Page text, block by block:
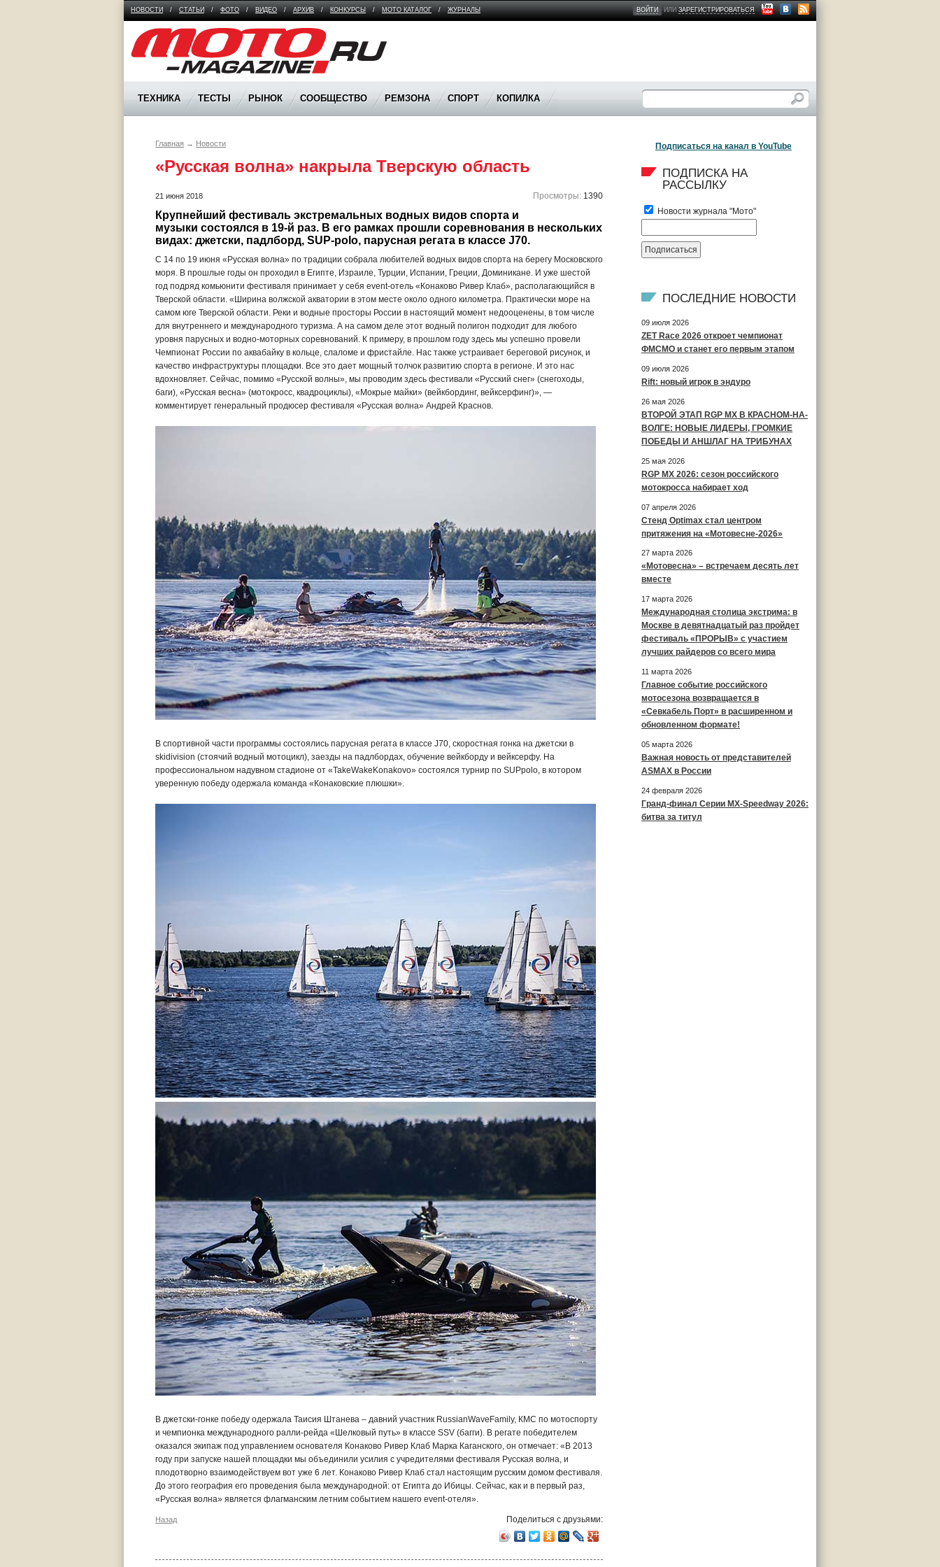
НОВОСТИ / СТАТЬИ / ФОТО / ВИДЕО / АРХИВ / КОНКУРСЫ / МОТО КАТАЛОГ / ЖУРНАЛЫ ВОЙТИ ИЛИЗАРЕГИСТРИРОВАТЬСЯ
Moto Magazine
ТЕХНИКА ТЕСТЫ РЫНОК СООБЩЕСТВО РЕМЗОНА СПОРТ КОПИЛКА
Главная → Новости
«Русская волна» накрыла Тверскую область
Просмотры: 1390
21 июня 2018
Крупнейший фестиваль экстремальных водных видов спорта и
музыки состоялся в 19-й раз. В его рамках прошли соревнования в нескольких
видах: джетски, падлборд, SUP-polo, парусная регата в классе J70.
С 14 по 19 июня «Русская волна» по традиции собрала любителей водных видов спорта на берегу Московского
моря. В прошлые годы он проходил в Египте, Израиле, Турции, Испании, Греции, Доминикане. И уже шестой
год подряд комьюнити фестиваля принимает у себя event-отель «Конаково Ривер Клаб», располагающийся в
Тверской области. «Ширина волжской акватории в этом месте около одного километра. Практически море на
самом юге Тверской области. Реки и водные просторы России в настоящий момент недооценены, в том числе
для внутреннего и международного туризма. А на самом деле этот водный полигон подходит для любого
уровня парусных и водно-моторных соревнований. К примеру, в прошлом году здесь мы успешно провели
Чемпионат России по аквабайку в кольце, слаломе и фристайле. Нас также устраивает береговой рисунок, и
качество инфраструктуры площадки. Все это дает мощный толчок развитию спорта в регионе. И это нас
вдохновляет. Сейчас, помимо «Русской волны», мы проводим здесь фестивали «Русский снег» (снегоходы,
баги), «Русская весна» (мотокросс, квадроциклы), «Мокрые майки» (вейкбординг, вейксерфинг)», —
комментирует генеральный продюсер фестиваля «Русская волна» Андрей Краснов.
В спортивной части программы состоялись парусная регата в классе J70, скоростная гонка на джетски в
skidivision (стоячий водный мотоцикл), заезды на падлбордах, обучение вейкборду и вейксерфу. На
профессиональном надувном стадионе от «TakeWakeKonakovo» состоялся турнир по SUPpolo, в котором
уверенную победу одержала команда «Конаковские плюшки».
В джетски-гонке победу одержала Таисия Штанева – давний участник RussianWaveFamily, КМС по мотоспорту
и чемпионка международного ралли-рейда «Шелковый путь» в классе SSV (багги). В регате победителем
оказался экипаж под управлением основателя Конаково Ривер Клаб Марка Каганского, он отмечает: «В 2013
году при запуске нашей площадки мы объединили усилия с учредителями фестиваля Русская волна, и
плодотворно взаимодействуем вот уже 6 лет. Конаково Ривер Клаб стал настоящим русским домом фестиваля.
До этого география его проведения была международной: от Египта до Ибицы. Сейчас, как и в первый раз,
«Русская волна» является флагманским летним событием нашего event-отеля».
Назад Поделиться с друзьями:
Подписаться на канал в YouTube
ПОДПИСКА НА
РАССЫЛКУ
Новости журнала "Мото"
ПОСЛЕДНИЕ НОВОСТИ
09 июля 2026
ZET Race 2026 откроет чемпионат
ФМСМО и станет его первым этапом
09 июля 2026
Rift: новый игрок в эндуро
26 мая 2026
ВТОРОЙ ЭТАП RGP MX В КРАСНОМ-НА-
ВОЛГЕ: НОВЫЕ ЛИДЕРЫ, ГРОМКИЕ
ПОБЕДЫ И АНШЛАГ НА ТРИБУНАХ
25 мая 2026
RGP MX 2026: сезон российского
мотокросса набирает ход
07 апреля 2026
Стенд Optimax стал центром
притяжения на «Мотовесне-2026»
27 марта 2026
«Мотовесна» – встречаем десять лет
вместе
17 марта 2026
Международная столица экстрима: в
Москве в девятнадцатый раз пройдет
фестиваль «ПРОРЫВ» с участием
лучших райдеров со всего мира
11 марта 2026
Главное событие российского
мотосезона возвращается в
«Севкабель Порт» в расширенном и
обновленном формате!
05 марта 2026
Важная новость от представителей
ASMAX в России
24 февраля 2026
Гранд-финал Серии MX-Speedway 2026:
битва за титул